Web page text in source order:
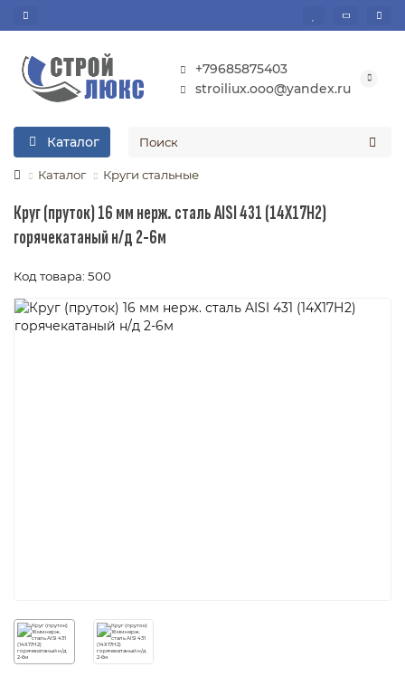
+79685875403
stroiliux.ooo@yandex.ru
Каталог
Каталог Круги стальные
Круг (пруток) 16 мм нерж. сталь AISI 431 (14Х17Н2)
горячекатаный н/д 2-6м
Код товара: 500